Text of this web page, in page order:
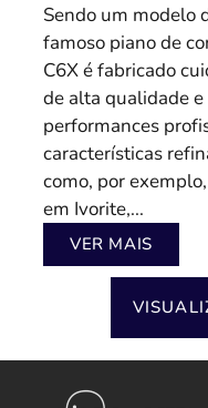
Sendo um modelo
famoso piano de
C6X é fabricado
de alta qualidade
performances
características
como, por
em Ivorite,...
VER MAIS